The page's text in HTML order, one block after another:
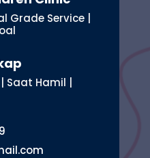
Grade Service |
Saat Hamil |